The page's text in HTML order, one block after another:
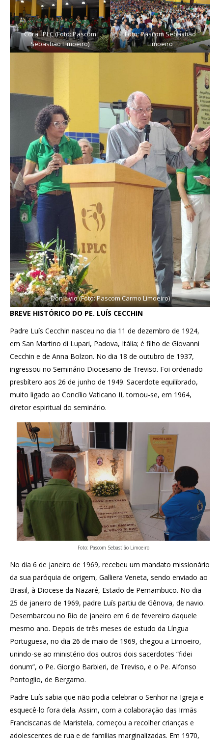
Coral IPLC (Foto: Pascom
Sebastião Limoeiro)
Foto: Pascom Sebastião
Limoeiro
Don Livio (Foto: Pascom Carmo Limoeiro)
BREVE HISTÓRICO DO PE. LUÍS CECCHIN
Padre Luís Cecchin nasceu no dia 11 de dezembro de 1924,
em San Martino di Lupari, Padova, Itália; é filho de Giovanni
Cecchin e de Anna Bolzon. No dia 18 de outubro de 1937,
ingressou no Seminário Diocesano de Treviso. Foi ordenado
presbítero aos 26 de junho de 1949. Sacerdote equilibrado,
muito ligado ao Concílio Vaticano II, tornou-se, em 1964,
diretor espiritual do seminário.
Foto: Pascom Sebastião Limoeiro
No dia 6 de janeiro de 1969, recebeu um mandato missionário
da sua paróquia de origem, Galliera Veneta, sendo enviado ao
Brasil, à Diocese da Nazaré, Estado de Pernambuco. No dia
25 de janeiro de 1969, padre Luís partiu de Gênova, de navio.
Desembarcou no Rio de janeiro em 6 de fevereiro daquele
mesmo ano. Depois de três meses de estudo da Língua
Portuguesa, no dia 26 de maio de 1969, chegou a Limoeiro,
unindo-se ao ministério dos outros dois sacerdotes “fidei
donum”, o Pe. Giorgio Barbieri, de Treviso, e o Pe. Alfonso
Pontoglio, de Bergamo.
Padre Luís sabia que não podia celebrar o Senhor na Igreja e
esquecê-lo fora dela. Assim, com a colaboração das Irmãs
Franciscanas de Maristela, começou a recolher crianças e
adolescentes de rua e de famílias marginalizadas. Em 1970,